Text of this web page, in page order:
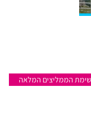
הממליצים המלאה